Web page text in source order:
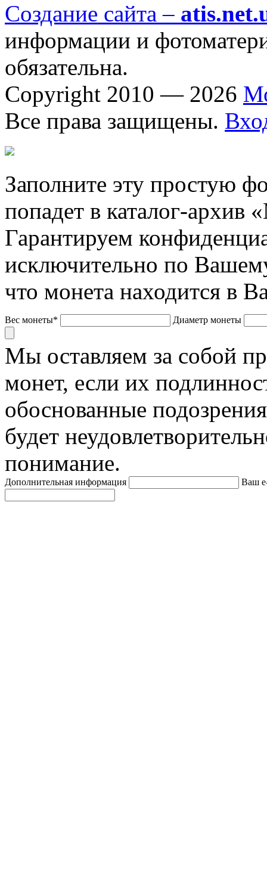
Создание сайта –
информации и
обязательна.
Copyright 2010 — 2026
Все права защищены.
Заполните эту простую
попадет в каталог-архив
Гарантируем
исключительно по
что монета находится в
Вес монеты* Диаметр монеты
Мы оставляем за собой
монет, если их
обоснованные
будет
понимание.
Дополнительная информация Ваш